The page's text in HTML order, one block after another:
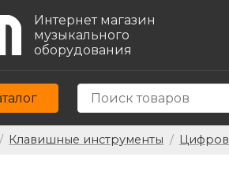
Интернет магазин
музыкального
оборудования
/ Клавишные инструменты /